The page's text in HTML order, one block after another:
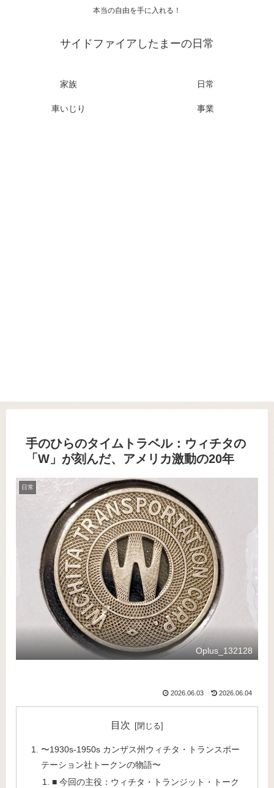
本当の自由を手に入れる！
サイドファイアしたまーの日常
家族 日常
車いじり 事業
手のひらのタイムトラベル：ウィチタの
「W」が刻んだ、アメリカ激動の20年
日常
Oplus_132128
2026.06.03 2026.06.04
目次
〜1930s-1950s カンザス州ウィチタ・トランスポー
テーション社トークンの物語〜
■ 今回の主役：ウィチタ・トランジット・トーク